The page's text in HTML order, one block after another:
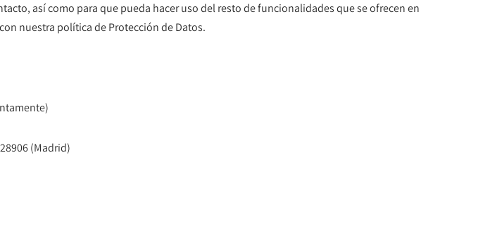
así como para que pueda hacer uso del resto de funcionalidades que se ofrecen en
nuestra política de Protección de Datos.
(Madrid)